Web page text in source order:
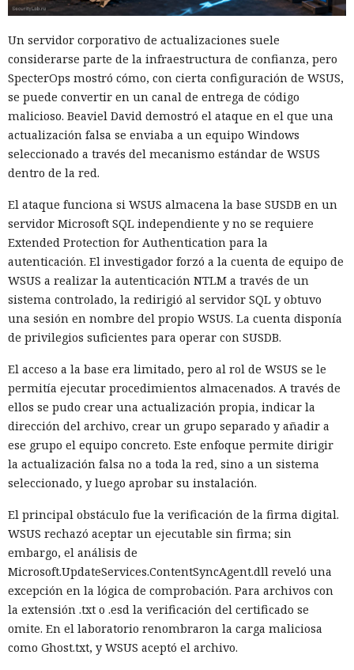
Un servidor corporativo de actualizaciones suele
considerarse parte de la infraestructura de confianza, pero
SpecterOps mostró cómo, con cierta configuración de WSUS,
se puede convertir en un canal de entrega de código
malicioso. Beaviel David demostró el ataque en el que una
actualización falsa se enviaba a un equipo Windows
seleccionado a través del mecanismo estándar de WSUS
dentro de la red.
El ataque funciona si WSUS almacena la base SUSDB en un
servidor Microsoft SQL independiente y no se requiere
Extended Protection for Authentication para la
autenticación. El investigador forzó a la cuenta de equipo de
WSUS a realizar la autenticación NTLM a través de un
sistema controlado, la redirigió al servidor SQL y obtuvo
una sesión en nombre del propio WSUS. La cuenta disponía
de privilegios suficientes para operar con SUSDB.
El acceso a la base era limitado, pero al rol de WSUS se le
permitía ejecutar procedimientos almacenados. A través de
ellos se pudo crear una actualización propia, indicar la
dirección del archivo, crear un grupo separado y añadir a
ese grupo el equipo concreto. Este enfoque permite dirigir
la actualización falsa no a toda la red, sino a un sistema
seleccionado, y luego aprobar su instalación.
El principal obstáculo fue la verificación de la firma digital.
WSUS rechazó aceptar un ejecutable sin firma; sin
embargo, el análisis de
Microsoft.UpdateServices.ContentSyncAgent.dll reveló una
excepción en la lógica de comprobación. Para archivos con
la extensión .txt o .esd la verificación del certificado se
omite. En el laboratorio renombraron la carga maliciosa
como Ghost.txt, y WSUS aceptó el archivo.